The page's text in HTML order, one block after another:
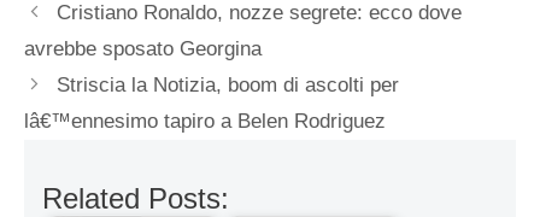
Cristiano Ronaldo, nozze segrete: ecco dove
avrebbe sposato Georgina
Striscia la Notizia, boom di ascolti per
lâ€™ennesimo tapiro a Belen Rodriguez
Related Posts: